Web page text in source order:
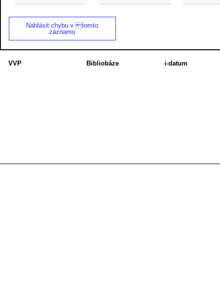
Nahlásit chybu v tomto
záznamu
VVP Bibliobáze i-datum